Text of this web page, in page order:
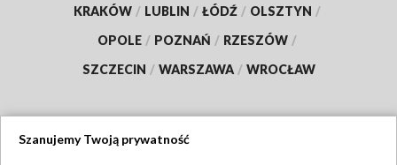
KRAKÓW / LUBLIN / ŁÓDŹ / OLSZTYN /
OPOLE / POZNAŃ / RZESZÓW /
SZCZECIN / WARSZAWA / WROCŁAW
Szanujemy Twoją prywatność